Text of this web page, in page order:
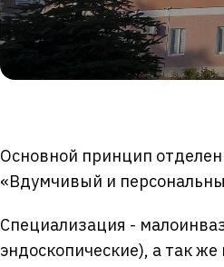
Основной принцип
«Вдумчивый и
Специализация -
эндоскопические), а так